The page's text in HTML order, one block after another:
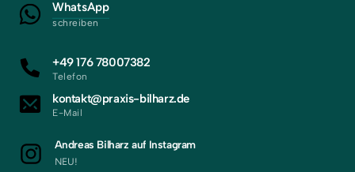
WhatsApp
schreiben
+49 176 78007382
Telefon
kontakt@praxis-bilharz.de
E-Mail
Andreas Bilharz auf Instagram
NEU!